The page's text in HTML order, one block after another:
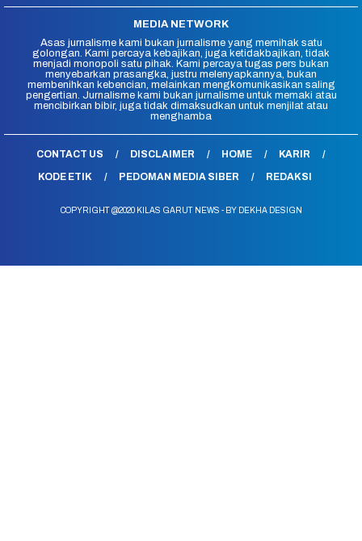
MEDIA NETWORK
Asas jurnalisme kami bukan jurnalisme yang memihak satu
golongan. Kami percaya kebajikan, juga ketidakbajikan, tidak
menjadi monopoli satu pihak. Kami percaya tugas pers bukan
menyebarkan prasangka, justru melenyapkannya, bukan
membenihkan kebencian, melainkan mengkomunikasikan saling
pengertian. Jurnalisme kami bukan jurnalisme untuk memaki atau
mencibirkan bibir, juga tidak dimaksudkan untuk menjilat atau
menghamba
CONTACT US DISCLAIMER HOME
KARIR
KODE ETIK
PEDOMAN MEDIA SIBER REDAKSI
COPYRIGHT @2020 KILAS GARUT NEWS - BY DEKHA DESIGN